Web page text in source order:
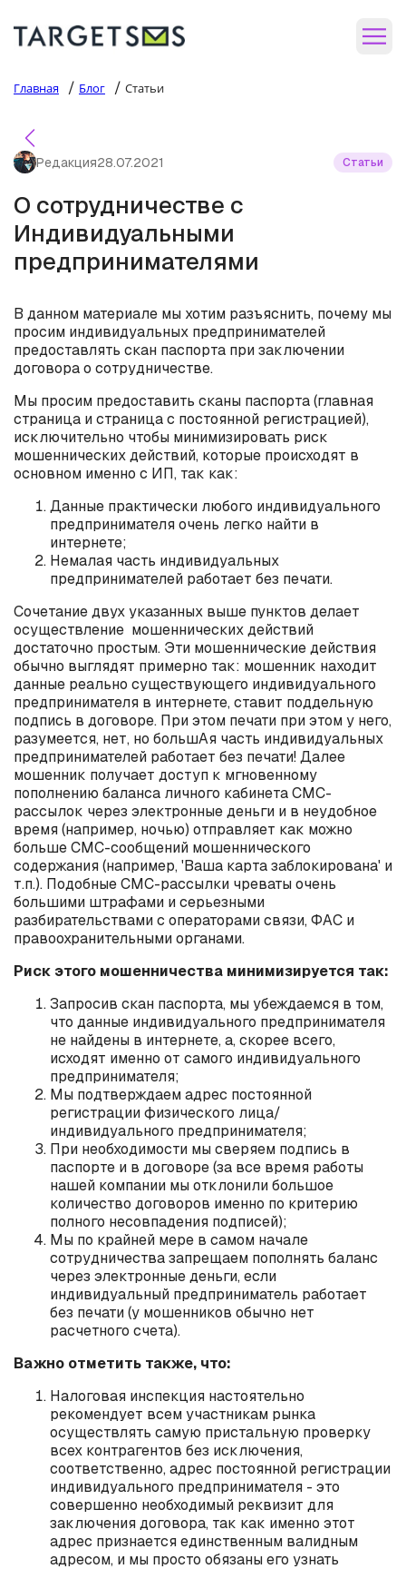
Главная / Блог / Статьи
Редакция28.07.2021 Статьи
О сотрудничестве с
Индивидуальными
предпринимателями
В данном материале мы хотим разъяснить, почему мы
просим индивидуальных предпринимателей
предоставлять скан паспорта при заключении
договора о сотрудничестве.
Мы просим предоставить сканы паспорта (главная
страница и страница с постоянной регистрацией),
исключительно чтобы минимизировать риск
мошеннических действий, которые происходят в
основном именно с ИП, так как:
Данные практически любого индивидуального
предпринимателя очень легко найти в
интернете;
Немалая часть индивидуальных
предпринимателей работает без печати.
Сочетание двух указанных выше пунктов делает
осуществление мошеннических действий
достаточно простым. Эти мошеннические действия
обычно выглядят примерно так: мошенник находит
данные реально существующего индивидуального
предпринимателя в интернете, ставит поддельную
подпись в договоре. При этом печати при этом у него,
разумеется, нет, но большАя часть индивидуальных
предпринимателей работает без печати! Далее
мошенник получает доступ к мгновенному
пополнению баланса личного кабинета СМС-
рассылок через электронные деньги и в неудобное
время (например, ночью) отправляет как можно
больше СМС-сообщений мошеннического
содержания (например, 'Ваша карта заблокирована' и
т.п.). Подобные СМС-рассылки чреваты очень
большими штрафами и серьезными
разбирательствами с операторами связи, ФАС и
правоохранительными органами.
Риск этого мошенничества минимизируется так:
Запросив скан паспорта, мы убеждаемся в том,
что данные индивидуального предпринимателя
не найдены в интернете, а, скорее всего,
исходят именно от самого индивидуального
предпринимателя;
Мы подтверждаем адрес постоянной
регистрации физического лица/
индивидуального предпринимателя;
При необходимости мы сверяем подпись в
паспорте и в договоре (за все время работы
нашей компании мы отклонили большое
количество договоров именно по критерию
полного несовпадения подписей);
Мы по крайней мере в самом начале
сотрудничества запрещаем пополнять баланс
через электронные деньги, если
индивидуальный предприниматель работает
без печати (у мошенников обычно нет
расчетного счета).
Важно отметить также, что:
Налоговая инспекция настоятельно
рекомендует всем участникам рынка
осуществлять самую пристальную проверку
всех контрагентов без исключения,
соответственно, адрес постоянной регистрации
индивидуального предпринимателя - это
совершенно необходимый реквизит для
заключения договора, так как именно этот
адрес признается единственным валидным
адресом, и мы просто обязаны его узнать